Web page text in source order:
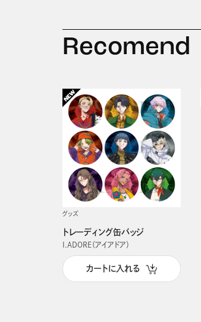
Recomend
グッズ
トレーディング缶バッジ
I.ADORE（アイアドア）
カートに入れる